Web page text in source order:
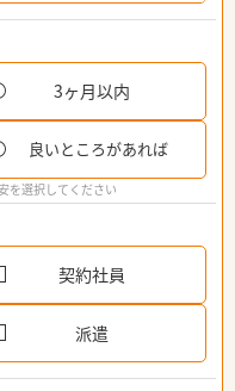
3ヶ月以内
良いところがあれば
を選択してください
契約社員
派遣